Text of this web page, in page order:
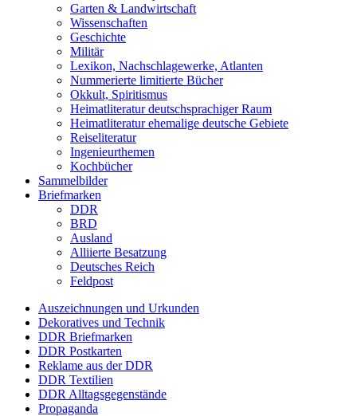
Garten & Landwirtschaft
Wissenschaften
Geschichte
Militär
Lexikon, Nachschlagewerke, Atlanten
Nummerierte limitierte Bücher
Okkult, Spiritismus
Heimatliteratur deutschsprachiger Raum
Heimatliteratur ehemalige deutsche Gebiete
Reiseliteratur
Ingenieurthemen
Kochbücher
Sammelbilder
Briefmarken
DDR
BRD
Ausland
Alliierte Besatzung
Deutsches Reich
Feldpost
Auszeichnungen und Urkunden
Dekoratives und Technik
DDR Briefmarken
DDR Postkarten
Reklame aus der DDR
DDR Textilien
DDR Alltagsgegenstände
Propaganda